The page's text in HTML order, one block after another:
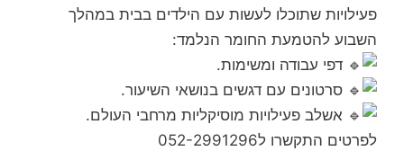
פעילויות שתוכלו לעשות עם הילדים בבית במהלך
השבוע להטמעת החומר הנלמד:
דפי עבודה ומשימות.
סרטונים עם דגשים בנושאי השיעור.
אשלב פעילויות מוסיקליות מרחבי העולם.
לפרטים התקשרו ל052-2991296